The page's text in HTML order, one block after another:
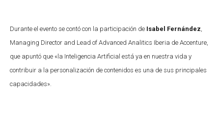
Durante el evento se contó con la participación de Isabel Fernández
Managing Director and Lead of Advanced Analitics Iberia de Accenture,
que apuntó que «la Inteligencia Artificial está ya en nuestra vida y
contribuir a la personalización de contenidos es una de sus principales
capacidades».